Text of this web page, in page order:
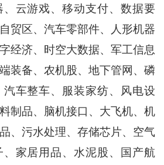
、云游戏、移动支付、数据要
贸区、汽车零部件、人形机器
经济、时空大数据、军工信息
装备、农机股、地下管网、磷
车整车、服装家纺、风电设
制品、脑机接口、大飞机、机
、污水处理、存储芯片、空气
家居用品、水泥股、国产航